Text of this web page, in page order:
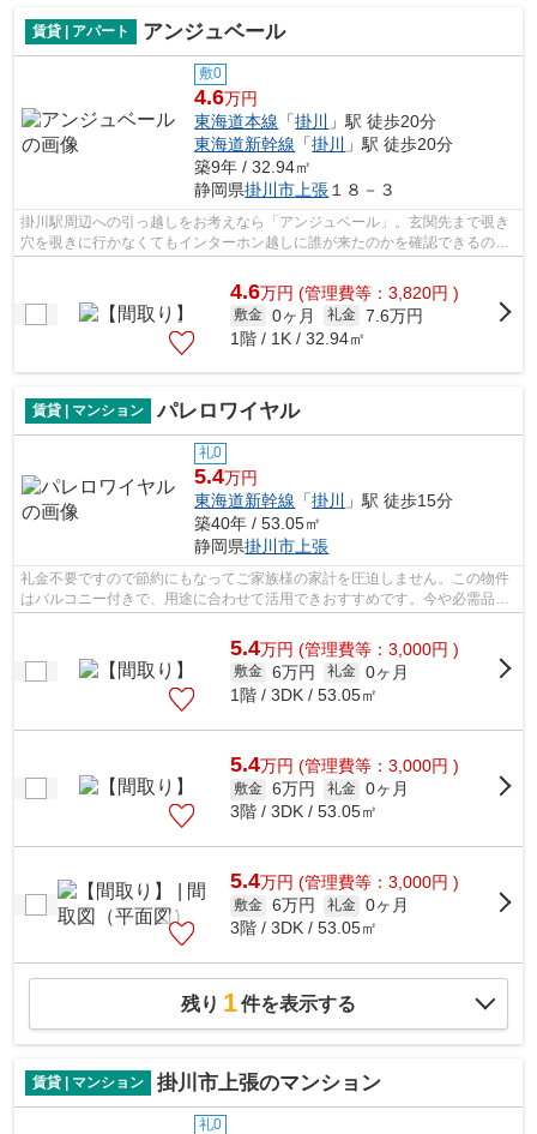
賃貸 | アパート アンジュベール
敷0
4.6万円
東海道本線 「掛川
」駅 徒歩20分
東海道新幹線 「掛川
」駅 徒歩20分
築9年 / 32.94㎡
静岡県掛川市上張１８－３
掛川駅周辺への引っ越しをお考えなら「アンジュベール」。玄関先まで覗き
穴を覗きに行かなくてもインターホン越しに誰が来たのかを確認できるので
4.6万円 (管理費等：3,820円 )
敷金 0ヶ月 礼金 7.6万円
1階 / 1K / 32.94㎡
賃貸 | マンション パレロワイヤル
礼0
5.4万円
東海道新幹線 「掛川
」駅 徒歩15分
築40年 / 53.05㎡
静岡県掛川市上張
礼金不要ですので節約にもなってご家族様の家計を圧迫しません。この物件
はバルコニー付きで、用途に合わせて活用できおすすめです。今や必需品と
5.4万円 (管理費等：3,000円 )
敷金 6万円 礼金 0ヶ月
1階 / 3DK / 53.05㎡
5.4万円 (管理費等：3,000円 )
敷金 6万円 礼金 0ヶ月
3階 / 3DK / 53.05㎡
5.4万円 (管理費等：3,000円 )
敷金 6万円 礼金 0ヶ月
3階 / 3DK / 53.05㎡
残り 1件を表示する
賃貸 | マンション 掛川市上張のマンション
礼0